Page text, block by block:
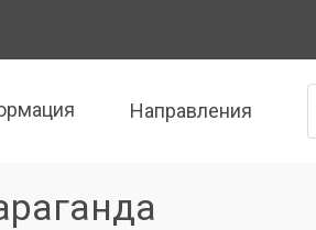
Направления